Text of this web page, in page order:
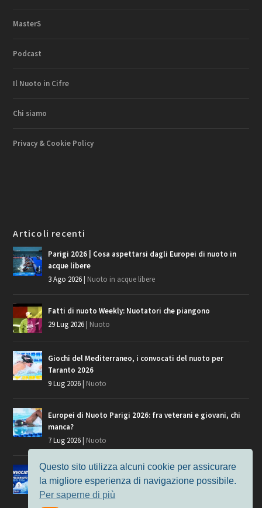
MasterS
Podcast
Il Nuoto in Cifre
Chi siamo
Privacy & Cookie Policy
Articoli recenti
Parigi 2026 | Cosa aspettarsi dagli Europei di nuoto in
acque libere
3 Ago 2026| Nuoto in acque libere
Fatti di nuoto Weekly: Nuotatori che piangono
29 Lug 2026| Nuoto
Giochi del Mediterraneo, i convocati del nuoto per
Taranto 2026
9 Lug 2026| Nuoto
Europei di Nuoto Parigi 2026: fra veterani e giovani, chi
manca?
7 Lug 2026| Nuoto
Europei di Nuoto, i convocati per Parigi 2026
3 Lug 2026|Nuoto
Questo sito utilizza alcuni cookie per assicurare
la migliore esperienza di navigazione possibile.
Per saperne di più